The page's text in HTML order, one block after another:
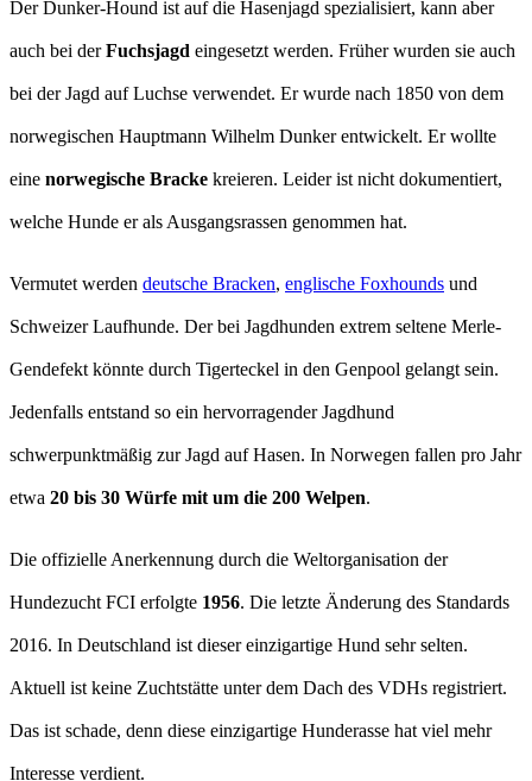
Der Dunker-Hound ist auf die Hasenjagd spezialisiert, kann aber
auch bei derFuchsjagd eingesetzt werden. Früher wurden sie auch
bei der Jagd auf Luchse verwendet. Er wurde nach 1850 von dem
norwegischen Hauptmann Wilhelm Dunker entwickelt. Er wollte
eine norwegische Bracke kreieren. Leider ist nicht dokumentiert,
welche Hunde er als Ausgangsrassen genommen hat.
Vermutet werden deutsche Bracken, englische Foxhounds und
Schweizer Laufhunde. Der bei Jagdhunden extrem seltene Merle-
Gendefekt könnte durch Tigerteckel in den Genpool gelangt sein.
Jedenfalls entstand so ein hervorragender Jagdhund
schwerpunktmäßig zur Jagd auf Hasen. In Norwegen fallen pro Jahr
etwa 20 bis 30 Würfe mit um die 200 Welpen.
Die offizielle Anerkennung durch die Weltorganisation der
Hundezucht FCI erfolgte 1956. Die letzte Änderung des Standards
2016. In Deutschland ist dieser einzigartige Hund sehr selten.
Aktuell ist keine Zuchtstätte unter dem Dach des VDHs registriert.
Das ist schade, denn diese einzigartige Hunderasse hat viel mehr
Interesse verdient.